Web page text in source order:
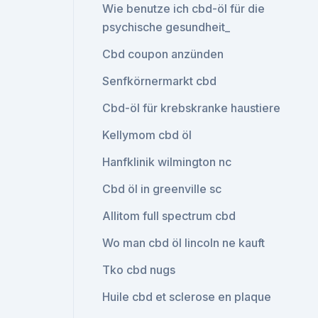
Wie benutze ich cbd-öl für die
psychische gesundheit_
Cbd coupon anzünden
Senfkörnermarkt cbd
Cbd-öl für krebskranke haustiere
Kellymom cbd öl
Hanfklinik wilmington nc
Cbd öl in greenville sc
Allitom full spectrum cbd
Wo man cbd öl lincoln ne kauft
Tko cbd nugs
Huile cbd et sclerose en plaque